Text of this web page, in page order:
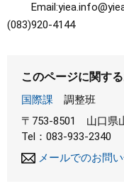
(083)920-4144
このページに関す
国際課
調整班
〒753-8501
山口県
Tel：083-933-2340
メールでのお問